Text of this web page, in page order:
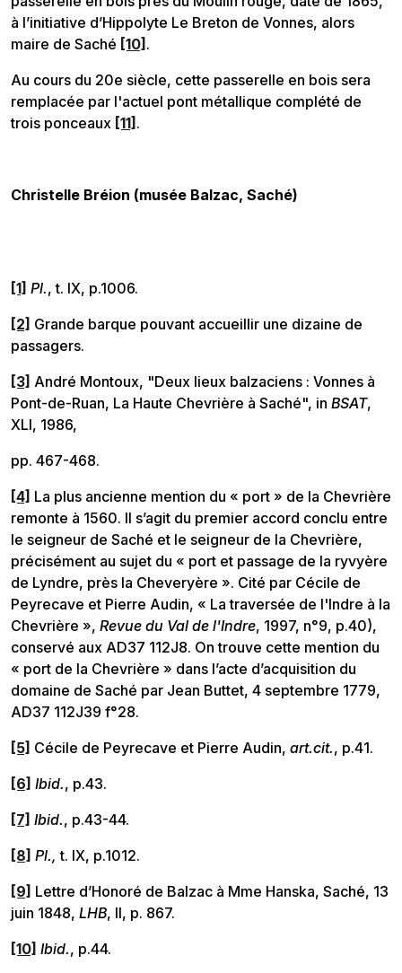
à l’initiative d’Hippolyte Le Breton de Vonnes, alors
maire de Saché [10] .
Au cours du 20e siècle, cette passerelle en bois sera
remplacée par l'actuel pont métallique complété de
trois ponceaux [11] .
Christelle Bréion (musée Balzac, Saché)
[1] Pl., t. IX, p.1006.
[2] Grande barque pouvant accueillir une dizaine de
passagers.
[3] André Montoux, "Deux lieux balzaciens : Vonnes à
Pont-de-Ruan, La Haute Chevrière à Saché", in BSAT,
XLI, 1986,
pp. 467-468.
[4] La plus ancienne mention du « port » de la Chevrière
remonte à 1560. Il s’agit du premier accord conclu entre
le seigneur de Saché et le seigneur de la Chevrière,
précisément au sujet du « port et passage de la ryvyère
de Lyndre, près la Cheveryère ». Cité par Cécile de
Peyrecave et Pierre Audin, « La traversée de l'Indre à la
Chevrière », Revue du Val de l'Indre, 1997, n°9, p.40),
conservé aux AD37 112J8. On trouve cette mention du
« port de la Chevrière » dans l’acte d’acquisition du
domaine de Saché par Jean Buttet, 4 septembre 1779,
AD37 112J39 f°28.
[5] Cécile de Peyrecave et Pierre Audin, art.cit., p.41.
[6] Ibid., p.43.
[7] Ibid., p.43-44.
[8] Pl., t. IX, p.1012.
[9] Lettre d’Honoré de Balzac à Mme Hanska, Saché, 13
juin 1848, LHB, II, p. 867.
[10] Ibid., p.44.